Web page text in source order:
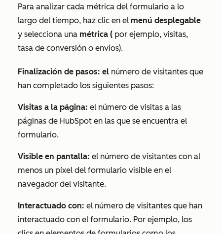
Para analizar cada métrica del formulario a lo
largo del tiempo, haz clic en el menú desplegable
y selecciona una métrica ( por ejemplo, visitas,
tasa de conversión o envíos).
Finalización de pasos: el número de visitantes que
han completado los siguientes pasos:
Visitas a la página: el número de visitas a las
páginas de HubSpot en las que se encuentra el
formulario.
Visible en pantalla: el número de visitantes con al
menos un píxel del formulario visible en el
navegador del visitante.
Interactuado con: el número de visitantes que han
interactuado con el formulario. Por ejemplo, los